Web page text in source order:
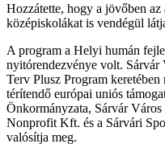
Hozzátette, hogy a jövőben az
középiskolákat is vendégül
A program a Helyi humán
nyitórendezvénye volt. Sárvár
Terv Plusz Program
térítendő európai uniós
Önkormányzata, Sárvár
Nonprofit Kft. és a Sárvári
valósítja meg.